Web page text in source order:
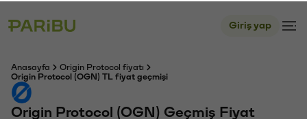
Giriş yap
Anasayfa
Origin Protocol fiyatı
Origin Protocol (OGN) TL fiyat geçmişi
Origin Protocol (OGN) Geçmiş Fiyat